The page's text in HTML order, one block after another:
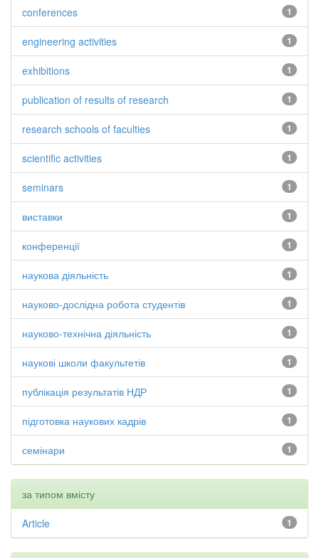
1
conferences
1
engineering activities
1
exhibitions
1
publication of results of research
1
research schools of faculties
1
scientific activities
1
seminars
1
виставки
1
конференції
1
наукова діяльність
1
науково-дослідна робота студентів
1
науково-технічна діяльність
1
наукові школи факультетів
1
публікація результатів НДР
1
підготовка наукових кадрів
1
семінари
за типом вмісту
1
Article